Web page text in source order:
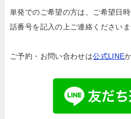
単発でのご希望の方は、ご希望日
話番号を記入の上ご連絡くださいま
ご予約・お問い合わせは公式LINE